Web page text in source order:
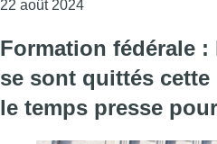
22 août 2024Consulter l'article
Formation fédérale
se sont quittés
le temps presse